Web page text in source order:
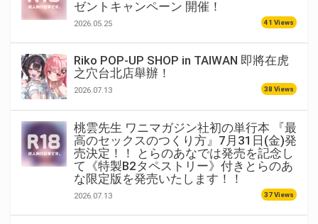
ゼントキャンペーン 開催！
2026.05.25 41 Views
Riko POP-UP SHOP in TAIWAN 即將在虎
之穴台北店舉辦！
2026.07.13 38 Views
桃雲先生 ワニマガジン社初の単行本 『最
高のセックスのつくり方』7月31日(金)発
売決定！！ とらのあなでは発売を記念し
て《特製B2タペストリー》付きとらのあ
な限定版を発売いたします！！
2026.07.13 37 Views